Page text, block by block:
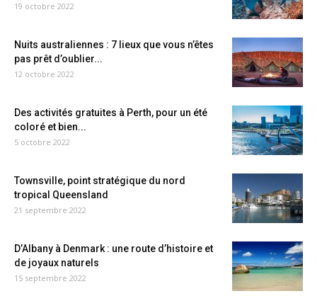
19 octobre 2022
Nuits australiennes : 7 lieux que vous n’êtes
pas prêt d’oublier...
12 octobre 2022
Des activités gratuites à Perth, pour un été
coloré et bien...
5 octobre 2022
Townsville, point stratégique du nord
tropical Queensland
21 septembre 2022
D’Albany à Denmark : une route d’histoire et
de joyaux naturels
15 septembre 2022